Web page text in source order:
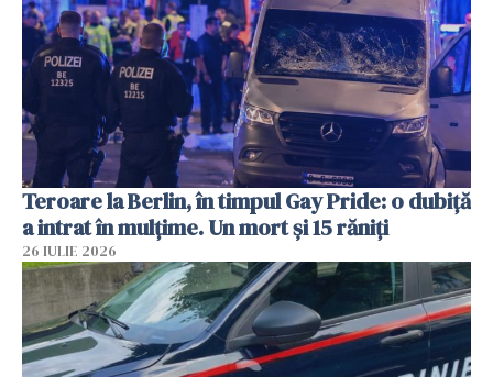
Teroare la Berlin, în timpul Gay Pride: o dubiță
a intrat în mulțime. Un mort și 15 răniți
26 IULIE 2026